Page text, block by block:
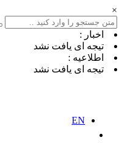
×
اخبار :
تیجه ای یافت نشد
اطلاعیه :
تیجه ای یافت نشد
EN